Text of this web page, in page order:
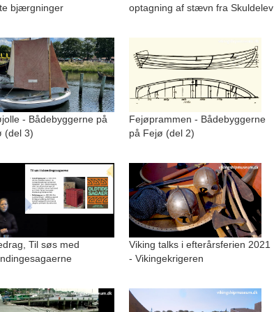
bjærgninger optagning af stævn fra Skuldelev
- Bådebyggerne på
(del 3)
Fejøprammen - Bådebyggerne
på Fejø (del 2)
Til søs med
Viking talks i efterårsferien 2021
- Vikingekrigeren